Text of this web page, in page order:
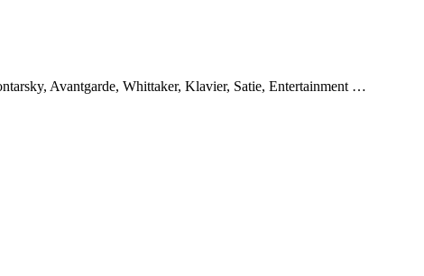
Avantgarde, Whittaker, Klavier, Satie, Entertainment …